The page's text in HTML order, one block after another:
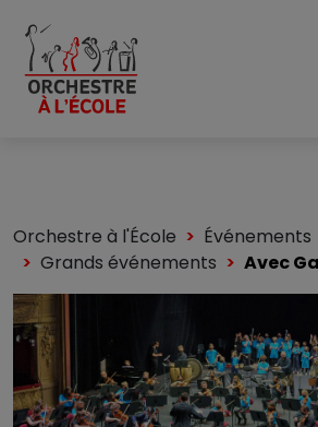
Orchestre à l'École
Événements
Grands événements
Avec